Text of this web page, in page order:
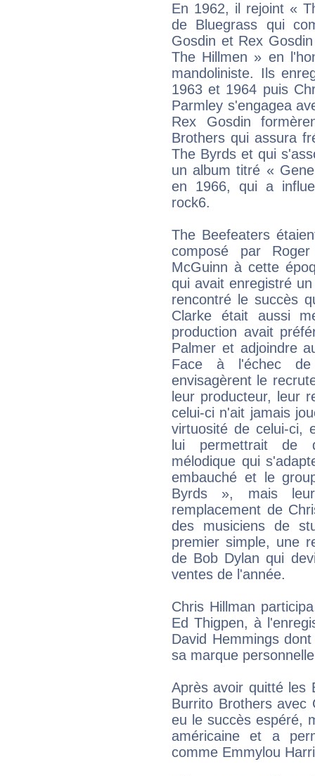
En 1962, il rejoint «
de Bluegrass qui
Gosdin et Rex
The Hillmen » en
mandoliniste. Ils
1963 et 1964 puis
Parmley s'engagea
Rex Gosdin
Brothers qui assura
The Byrds et qui
un album titré «
en 1966, qui a
rock6.
The Beefeaters
composé par
McGuinn à cette
qui avait enregistré
rencontré le succès
Clarke était aussi
production avait
Palmer et adjoindre
Face à l'échec de
envisagèrent le
leur producteur, leur
celui-ci n'ait jamais
virtuosité de celui-ci,
lui permettrait de
mélodique qui
embauché et le
Byrds », mais
remplacement de
des musiciens de
premier simple, une
de Bob Dylan qui
ventes de l'année.
Chris Hillman
Ed Thigpen, à
David Hemmings
sa marque
Après avoir quitté les
Burrito Brothers avec
eu le succès espéré,
américaine et a
comme Emmylou